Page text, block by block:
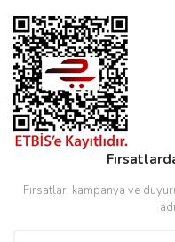
Fırsatlar, kampanya ve